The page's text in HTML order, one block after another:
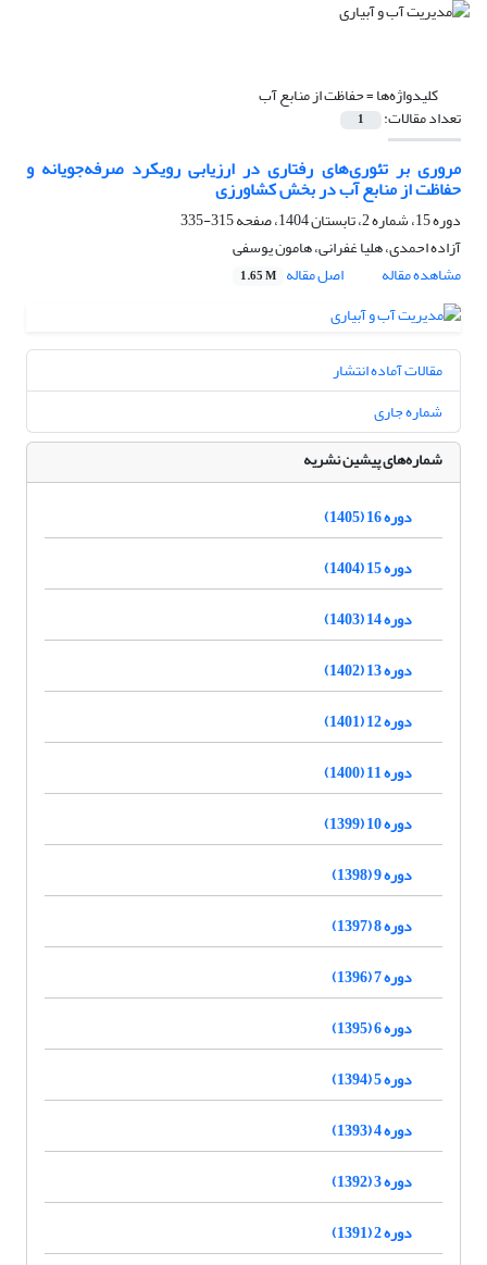
کلیدواژه‌ها =حفاظت از منابع آب
تعداد مقالات: 1
مروری بر تئوری‌های رفتاری در ارزیابی رویکرد صرفه‌جویانه و
حفاظت از منابع آب در بخش کشاورزی
دوره 15، شماره 2، تابستان 1404، صفحه
315-335
آزاده احمدی، هلیا غفرانی، هامون یوسفی
مشاهده مقاله
اصل مقاله 1.65 M
مقالات آماده انتشار
شماره جاری
شماره‌های پیشین نشریه
دوره 16 (1405)
دوره 15 (1404)
دوره 14 (1403)
دوره 13 (1402)
دوره 12 (1401)
دوره 11 (1400)
دوره 10 (1399)
دوره 9 (1398)
دوره 8 (1397)
دوره 7 (1396)
دوره 6 (1395)
دوره 5 (1394)
دوره 4 (1393)
دوره 3 (1392)
دوره 2 (1391)